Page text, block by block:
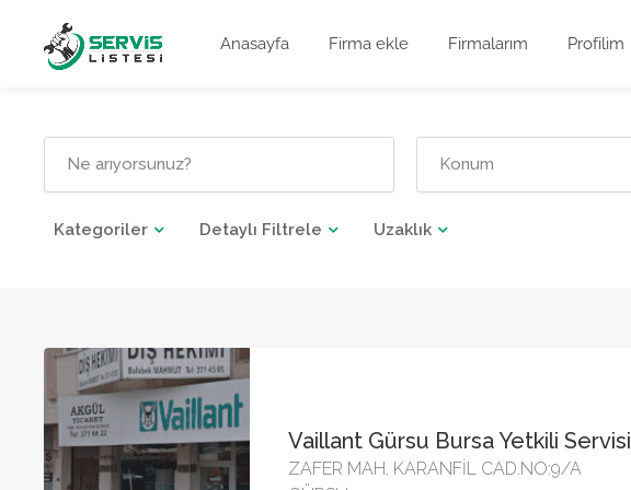
Anasayfa Firma ekle Firmalarım Profilim
Kategoriler Detaylı Filtrele Uzaklık
Vaillant Gürsu Bursa Yetkili Servisi
ZAFER MAH. KARANFİL CAD.NO:9/A